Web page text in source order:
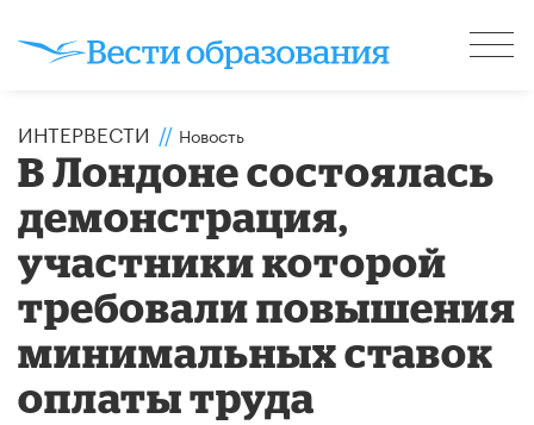
ИНТЕРВЕСТИ // Новость
В Лондоне состоялась
демонстрация,
участники которой
требовали повышения
минимальных ставок
оплаты труда